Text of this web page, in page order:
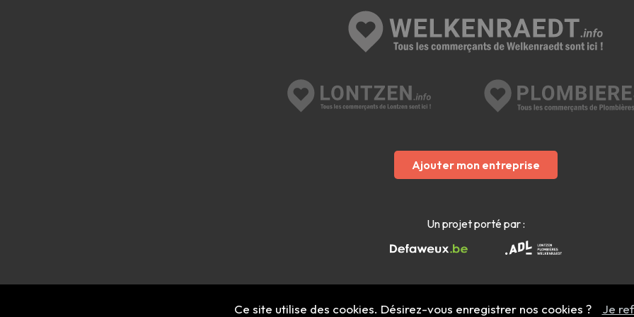
Ajouter mon entreprise
Un projet porté par :
Mentions légales- Copyright 2022 - 2026 welkenraedt.info
Ce site utilise des cookies. Désirez-vous enregistrer nos cookies ? Je